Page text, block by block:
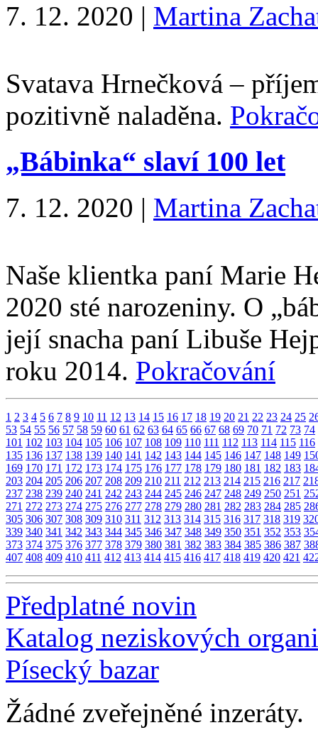
7. 12. 2020 | Martina
Svatava Hrnečková –
pozitivně naladěna.
„Bábinka“ slaví 100 let
7. 12. 2020 | Martina
Naše klientka paní Marie
2020 sté narozeniny. O
její snacha paní Libuše
roku 2014. Pokračování
1 2 3 4 5 6 7 8 9 10 11 12 13 14 15 16 17 18 19 20 21 22 23 24 25
53 54 55 56 57 58 59 60 61 62 63 64 65 66 67 68 69 70 71 72 73 74
101 102 103 104 105 106 107 108 109 110 111 112 113 114 115 116
135 136 137 138 139 140 141 142 143 144 145 146 147 148 149
169 170 171 172 173 174 175 176 177 178 179 180 181 182 183
203 204 205 206 207 208 209 210 211 212 213 214 215 216 217
237 238 239 240 241 242 243 244 245 246 247 248 249 250 251
271 272 273 274 275 276 277 278 279 280 281 282 283 284 285
305 306 307 308 309 310 311 312 313 314 315 316 317 318 319
339 340 341 342 343 344 345 346 347 348 349 350 351 352 353
373 374 375 376 377 378 379 380 381 382 383 384 385 386 387
407 408 409 410 411 412 413 414 415 416 417 418 419 420 421
Předplatné novin
Katalog neziskových
Písecký bazar
Žádné zveřejněné inzeráty.